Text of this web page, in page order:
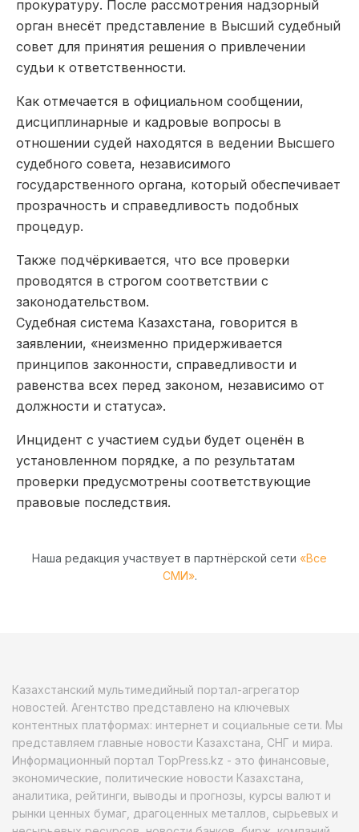
прокуратуру. После рассмотрения надзорный
орган внесёт представление в Высший судебный
совет для принятия решения о привлечении
судьи к ответственности.
Как отмечается в официальном сообщении,
дисциплинарные и кадровые вопросы в
отношении судей находятся в ведении Высшего
судебного совета, независимого
государственного органа, который обеспечивает
прозрачность и справедливость подобных
процедур.
Также подчёркивается, что все проверки
проводятся в строгом соответствии с
законодательством.
Судебная система Казахстана, говорится в
заявлении, «неизменно придерживается
принципов законности, справедливости и
равенства всех перед законом, независимо от
должности и статуса».
Инцидент с участием судьи будет оценён в
установленном порядке, а по результатам
проверки предусмотрены соответствующие
правовые последствия.
Наша редакция участвует в партнёрской сети «Все
СМИ».
Казахстанский мультимедийный портал-агрегатор
новостей. Агентство представлено на ключевых
контентных платформах: интернет и социальные сети. Мы
представляем главные новости Казахстана, СНГ и мира.
Информационный портал TopPress.kz - это финансовые,
экономические, политические новости Казахстана,
аналитика, рейтинги, выводы и прогнозы, курсы валют и
рынки ценных бумаг, драгоценных металлов, сырьевых и